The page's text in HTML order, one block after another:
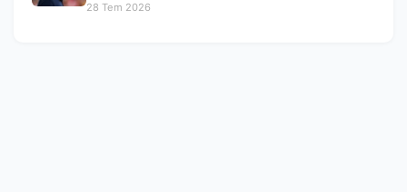
28 Tem 2026